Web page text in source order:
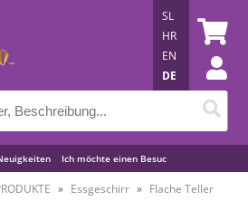
Ich möchte einen Besuc
SL
HR
EN
DE
Essgeschirr Flache Teller